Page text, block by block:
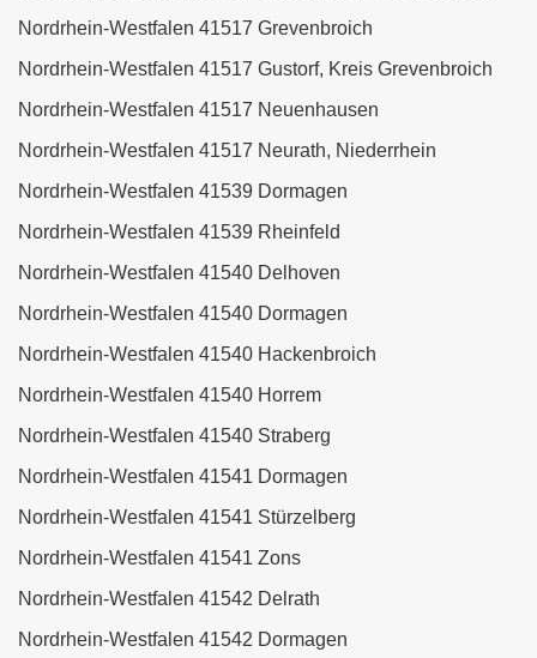
Nordrhein-Westfalen 41517 Grevenbroich
Nordrhein-Westfalen 41517 Gustorf, Kreis Grevenbroich
Nordrhein-Westfalen 41517 Neuenhausen
Nordrhein-Westfalen 41517 Neurath, Niederrhein
Nordrhein-Westfalen 41539 Dormagen
Nordrhein-Westfalen 41539 Rheinfeld
Nordrhein-Westfalen 41540 Delhoven
Nordrhein-Westfalen 41540 Dormagen
Nordrhein-Westfalen 41540 Hackenbroich
Nordrhein-Westfalen 41540 Horrem
Nordrhein-Westfalen 41540 Straberg
Nordrhein-Westfalen 41541 Dormagen
Nordrhein-Westfalen 41541 Stürzelberg
Nordrhein-Westfalen 41541 Zons
Nordrhein-Westfalen 41542 Delrath
Nordrhein-Westfalen 41542 Dormagen